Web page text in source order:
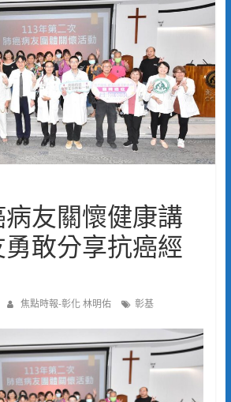
友關懷健康講
敢分享抗癌經
焦點時報-彰化 林明佑 彰基